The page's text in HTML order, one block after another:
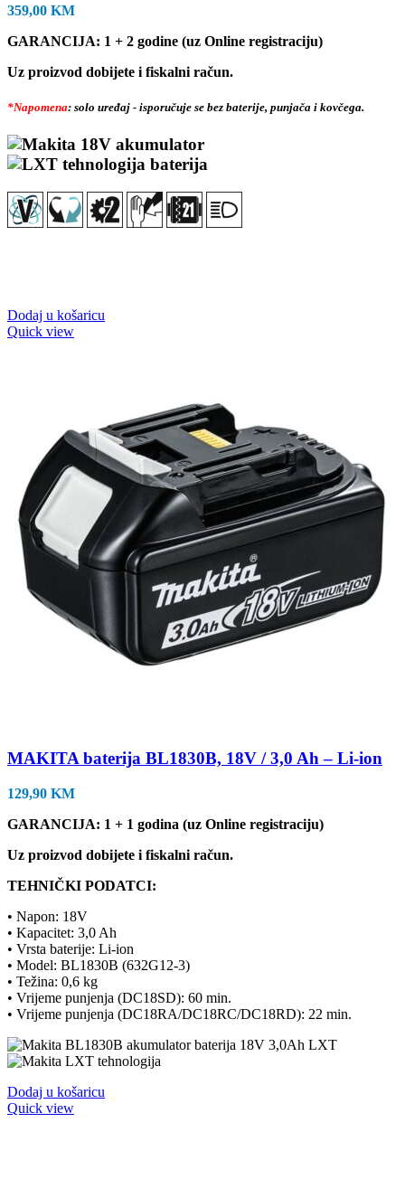
359,00 KM
GARANCIJA: 1 + 2 godine (uz Online registraciju)
Uz proizvod dobijete i fiskalni račun.
*Napomena: solo uređaj - isporučuje se bez baterije, punjača i kovčega.
Dodaj u košaricu
Quick view
MAKITA baterija BL1830B, 18V / 3,0 Ah – Li-ion
129,90 KM
GARANCIJA: 1 + 1 godina (uz Online registraciju)
Uz proizvod dobijete i fiskalni račun.
TEHNIČKI PODATCI:
• Napon: 18V
• Kapacitet: 3,0 Ah
• Vrsta baterije: Li-ion
• Model: BL1830B (632G12-3)
• Težina: 0,6 kg
• Vrijeme punjenja (DC18SD): 60 min.
• Vrijeme punjenja (DC18RA/DC18RC/DC18RD): 22 min.
Dodaj u košaricu
Quick view